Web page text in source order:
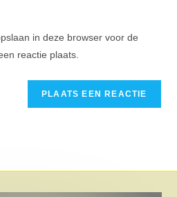
in deze browser voor de
reactie plaats.